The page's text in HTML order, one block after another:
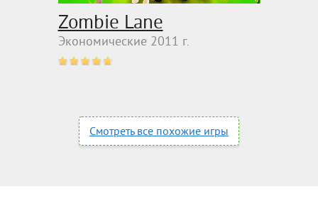
Zombie Lane
Экономические 2011 г.
Смотреть все похожие игры